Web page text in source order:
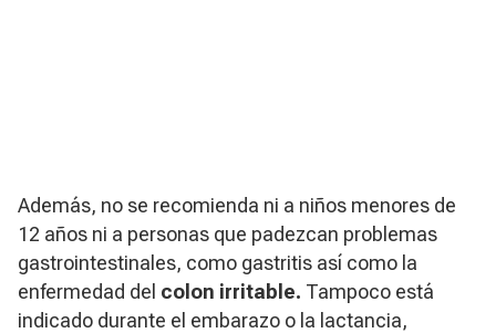
Además, no se recomienda ni a niños menores de
12 años ni a personas que padezcan problemas
gastrointestinales, como gastritis así como la
enfermedad del colon irritable. Tampoco está
indicado durante el embarazo o la lactancia,